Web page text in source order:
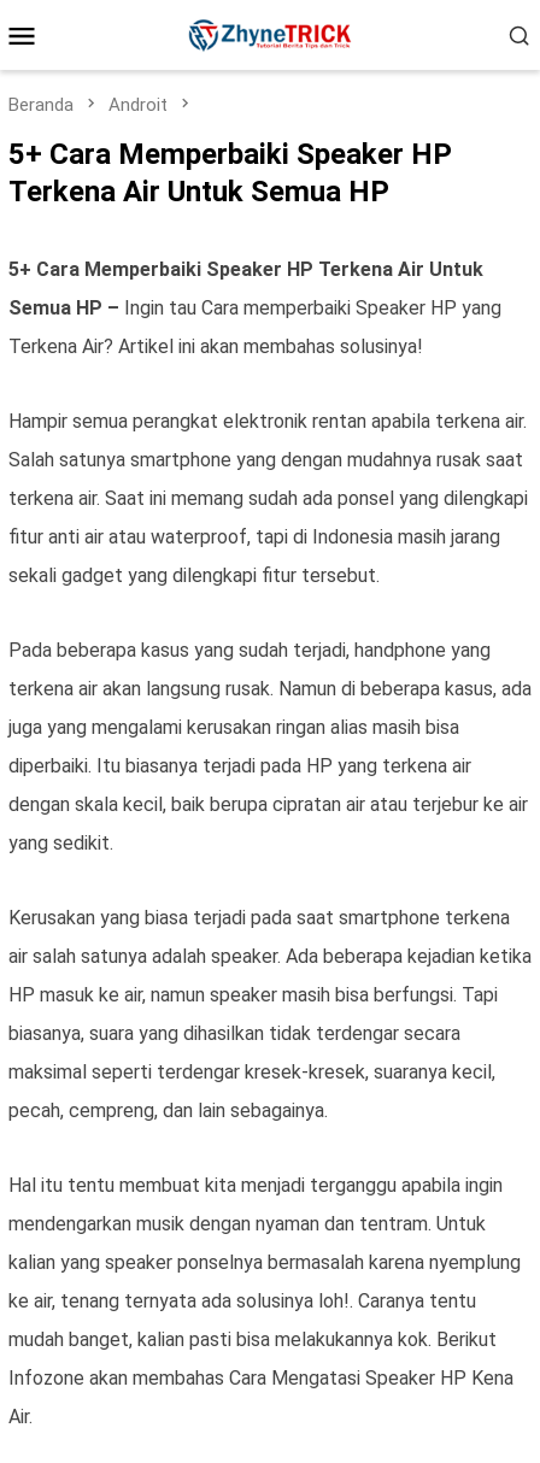
ke
Mobile
Beranda Androit
5+ Cara Memperbaiki Speaker HP
Terkena Air Untuk Semua HP
5+ Cara Memperbaiki Speaker HP Terkena Air Untuk
Semua HP – Ingin tau Cara memperbaiki Speaker HP yang
Terkena Air? Artikel ini akan membahas solusinya!
Hampir semua perangkat elektronik rentan apabila terkena air.
Salah satunya smartphone yang dengan mudahnya rusak saat
terkena air. Saat ini memang sudah ada ponsel yang dilengkapi
fitur anti air atau waterproof, tapi di Indonesia masih jarang
sekali gadget yang dilengkapi fitur tersebut.
Pada beberapa kasus yang sudah terjadi, handphone yang
terkena air akan langsung rusak. Namun di beberapa kasus, ada
juga yang mengalami kerusakan ringan alias masih bisa
diperbaiki. Itu biasanya terjadi pada HP yang terkena air
dengan skala kecil, baik berupa cipratan air atau terjebur ke air
yang sedikit.
Kerusakan yang biasa terjadi pada saat smartphone terkena
air salah satunya adalah speaker. Ada beberapa kejadian ketika
HP masuk ke air, namun speaker masih bisa berfungsi. Tapi
biasanya, suara yang dihasilkan tidak terdengar secara
maksimal seperti terdengar kresek-kresek, suaranya kecil,
pecah, cempreng, dan lain sebagainya.
Hal itu tentu membuat kita menjadi terganggu apabila ingin
mendengarkan musik dengan nyaman dan tentram. Untuk
kalian yang speaker ponselnya bermasalah karena nyemplung
ke air, tenang ternyata ada solusinya loh!. Caranya tentu
mudah banget, kalian pasti bisa melakukannya kok. Berikut
Infozone akan membahas Cara Mengatasi Speaker HP Kena
Air.